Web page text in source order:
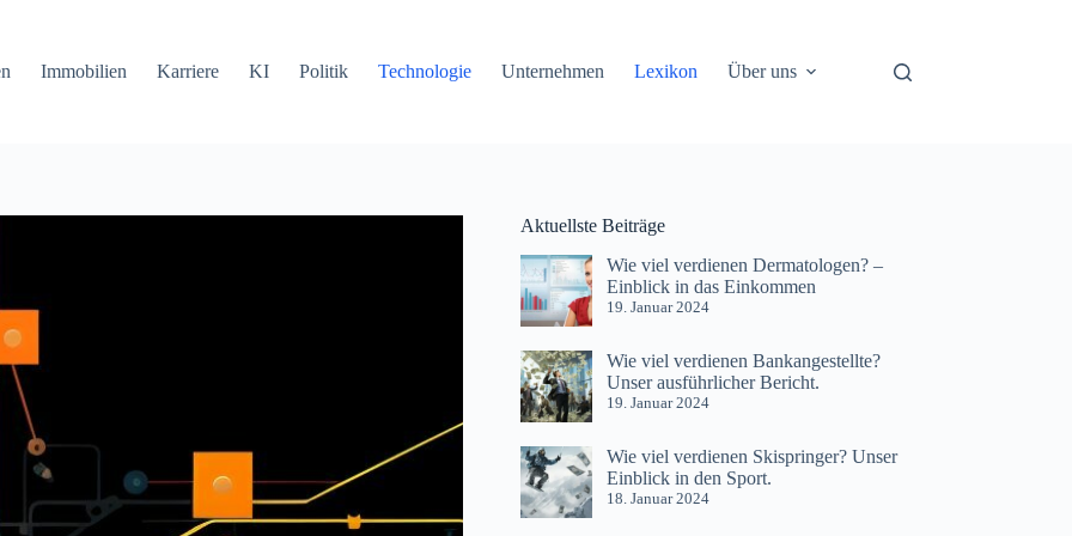
Immobilien Karriere KI Politik Technologie Unternehmen Lexikon Über uns
Aktuellste Beiträge
Wie viel verdienen Dermatologen? –
Einblick in das Einkommen
19. Januar 2024
Wie viel verdienen Bankangestellte?
Unser ausführlicher Bericht.
19. Januar 2024
Wie viel verdienen Skispringer? Unser
Einblick in den Sport.
18. Januar 2024